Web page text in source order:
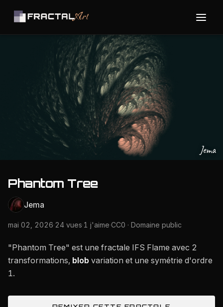
Jema
Phantom Tree
Jema
mai 02, 2026·24 vues·1 j'aime·CC0 · Domaine public
"Phantom Tree" est une fractale IFS Flame avec 2
transformations, blob variation et une symétrie d'ordre
1.